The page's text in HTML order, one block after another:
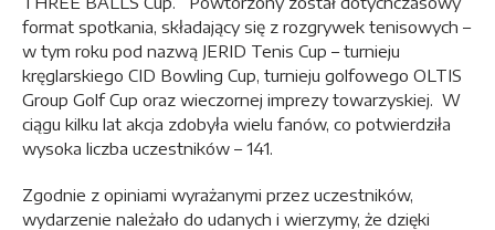
format spotkania, składający się z rozgrywek tenisowych –
w tym roku pod nazwą JERID Tenis Cup – turnieju
kręglarskiego CID Bowling Cup, turnieju golfowego OLTIS
Group Golf Cup oraz wieczornej imprezy towarzyskiej. W
ciągu kilku lat akcja zdobyła wielu fanów, co potwierdziła
wysoka liczba uczestników – 141.
Zgodnie z opiniami wyrażanymi przez uczestników,
wydarzenie należało do udanych i wierzymy, że dzięki